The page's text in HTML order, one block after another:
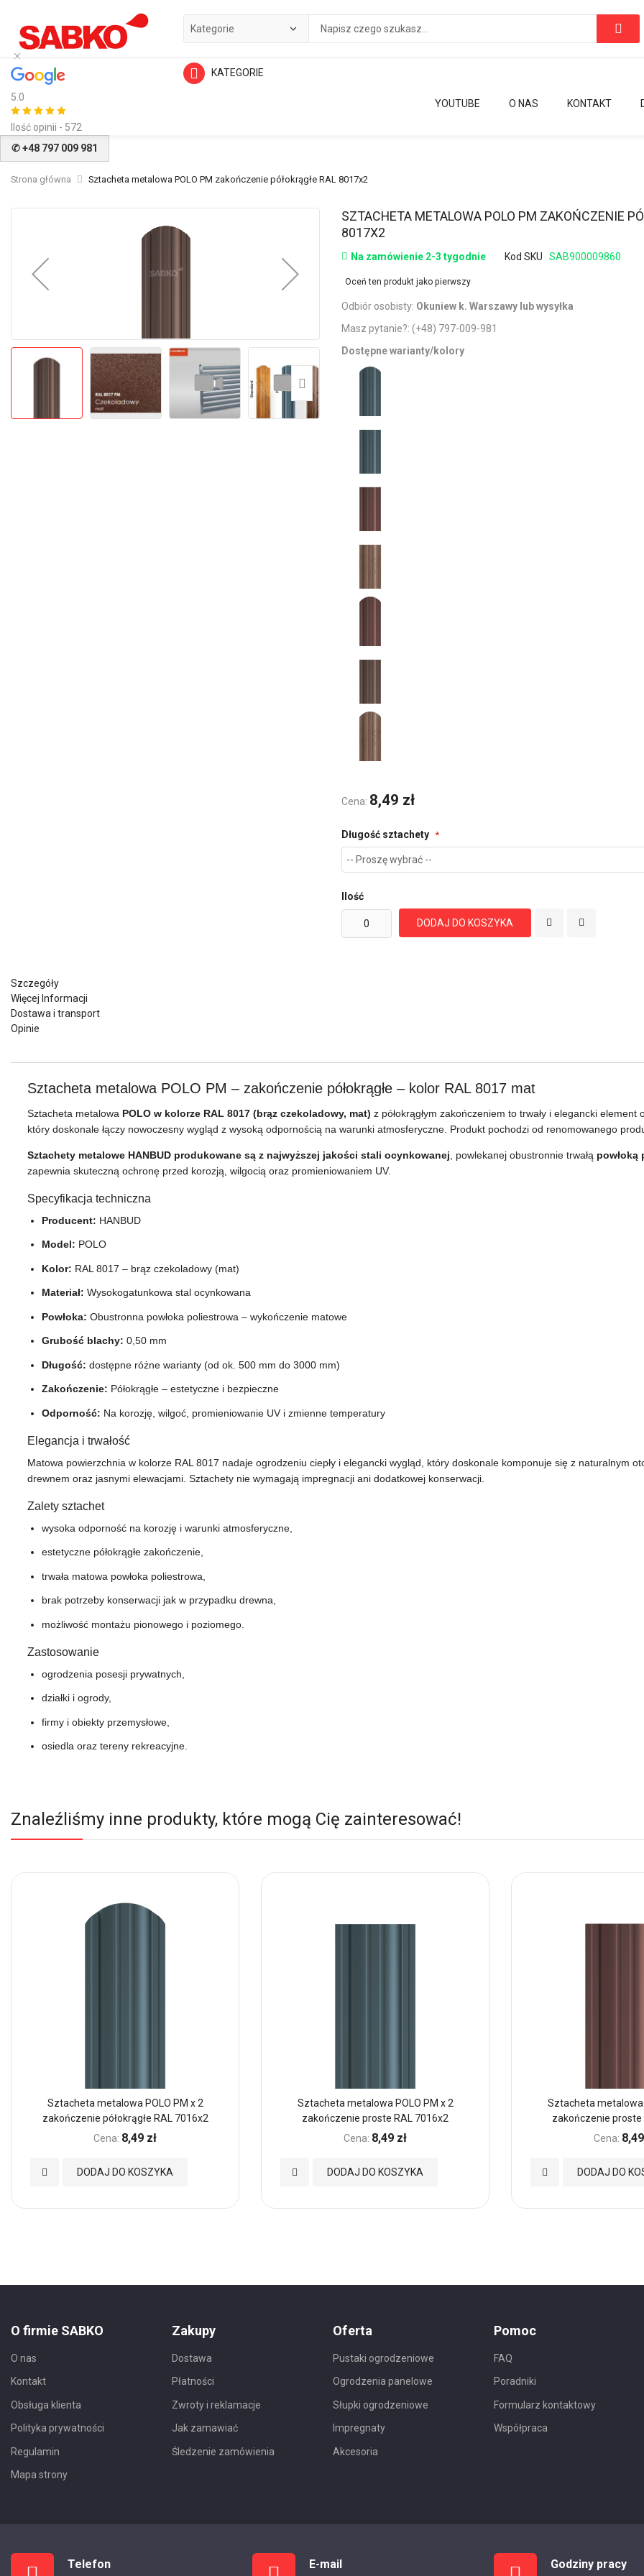
5.0
Ilość opinii - 572
KATEGORIE
KONTAKT
O NAS
YOUTUBE
✆ +48 797 009 981
Strona główna Sztacheta metalowa POLO PM zakończenie półokrągłe RAL 8017x2
Przejdź
galerii
SZTACHETA METALOWA POLO PM ZAKOŃCZENIE
8017X2
Na zamówienie 2-3 tygodnie Kod SKU SAB900009860
Oceń ten produkt jako pierwszy
Odbiór osobisty: Okuniew k. Warszawy lub wysyłka
Masz pytanie?: (+48) 797-009-981
Dostępne warianty/kolory
Cena: 8,49 zł
Długość sztachety
Ilość
DODAJ DO KOSZYKA
Szczegóły
Więcej Informacji
Dostawa i transport
Opinie
Sztacheta metalowa POLO PM – zakończenie półokrągłe – kolor RAL 8017 mat
Sztacheta metalowa POLO w kolorze RAL 8017 (brąz czekoladowy, mat) z półokrągłym zakończeniem to trwały i elegancki element
który doskonale łączy nowoczesny wygląd z wysoką odpornością na warunki atmosferyczne. Produkt pochodzi od renomowanego
Sztachety metalowe HANBUD produkowane są z najwyższej jakości stali ocynkowanej , powlekanej obustronnie trwałą powłoką
zapewnia skuteczną ochronę przed korozją, wilgocią oraz promieniowaniem UV.
Specyfikacja techniczna
Producent: HANBUD
Model: POLO
Kolor: RAL 8017 – brąz czekoladowy (mat)
Materiał: Wysokogatunkowa stal ocynkowana
Powłoka: Obustronna powłoka poliestrowa – wykończenie matowe
Grubość blachy: 0,50 mm
Długość: dostępne różne warianty (od ok. 500 mm do 3000 mm)
Zakończenie: Półokrągłe – estetyczne i bezpieczne
Odporność: Na korozję, wilgoć, promieniowanie UV i zmienne temperatury
Elegancja i trwałość
Matowa powierzchnia w kolorze RAL 8017 nadaje ogrodzeniu ciepły i elegancki wygląd, który doskonale komponuje się z naturalnym
drewnem oraz jasnymi elewacjami. Sztachety nie wymagają impregnacji ani dodatkowej konserwacji.
Zalety sztachet
wysoka odporność na korozję i warunki atmosferyczne,
estetyczne półokrągłe zakończenie,
trwała matowa powłoka poliestrowa,
brak potrzeby konserwacji jak w przypadku drewna,
możliwość montażu pionowego i poziomego.
Zastosowanie
ogrodzenia posesji prywatnych,
działki i ogrody,
firmy i obiekty przemysłowe,
osiedla oraz tereny rekreacyjne.
Znaleźliśmy inne produkty, które mogą Cię zainteresować!
Sztacheta metalowa POLO PM x 2
zakończenie półokrągłe RAL 7016x2
Cena: 8,49 zł
DODAJ DO KOSZYKA
Dodaj
Sztacheta metalowa POLO PM x 2
zakończenie proste RAL 7016x2
Cena: 8,49 zł
DODAJ DO KOSZYKA
Dodaj
Sztacheta metalowa
zakończenie proste
Cena:
DODAJ DO
Dodaj
O firmie SABKO
O nas
Kontakt
Obsługa klienta
Polityka prywatności
Regulamin
Mapa strony
Zakupy
Dostawa
Płatności
Zwroty i reklamacje
Jak zamawiać
Śledzenie zamówienia
Oferta
Pustaki ogrodzeniowe
Ogrodzenia panelowe
Słupki ogrodzeniowe
Impregnaty
Akcesoria
Pomoc
FAQ
Poradniki
Formularz kontaktowy
Współpraca
Telefon E-mail Godziny pracy